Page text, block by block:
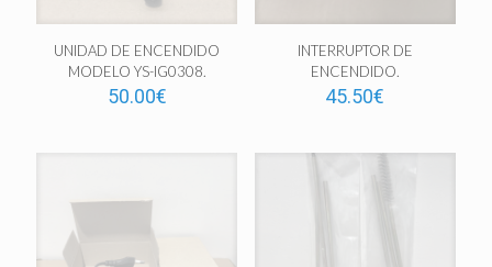
UNIDAD DE ENCENDIDO
MODELO YS-IG0308.
50.00€
INTERRUPTOR DE
ENCENDIDO.
45.50€